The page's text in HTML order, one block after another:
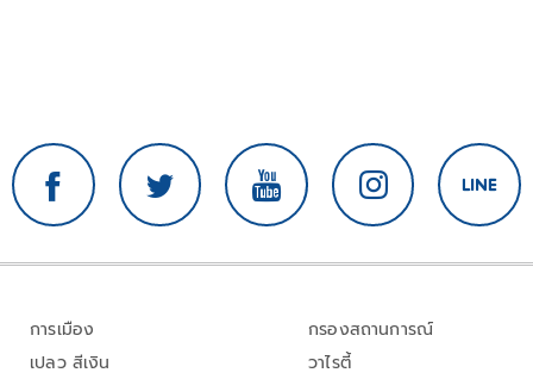
การเมือง
เปลว สีเงิน
กรองสถานการณ์
วาไรตี้